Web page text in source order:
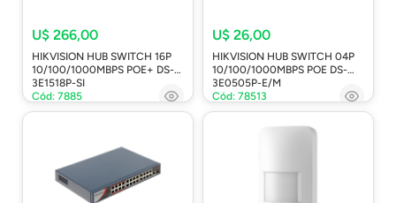
U$ 266,00
HIKVISION HUB SWITCH 16P
10/100/1000MBPS POE+ DS-
3E1518P-SI
Cód: 7885
U$ 26,00
HIKVISION HUB SWITCH 04P
10/100/1000MBPS POE DS-
3E0505P-E/M
Cód: 78513